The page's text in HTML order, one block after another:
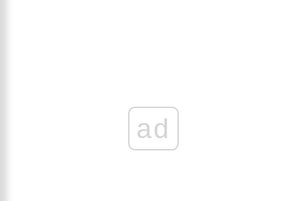
ad